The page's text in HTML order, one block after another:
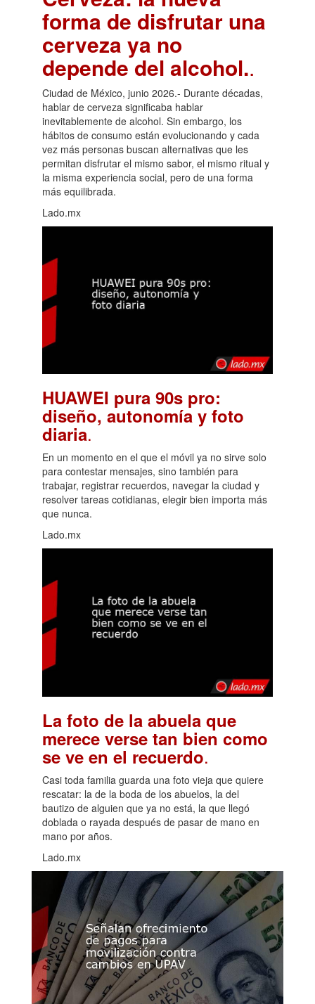
forma de disfrutar una
cerveza ya no
depende del alcohol..
Ciudad de México, junio 2026.- Durante décadas,
hablar de cerveza significaba hablar
inevitablemente de alcohol. Sin embargo, los
hábitos de consumo están evolucionando y cada
vez más personas buscan alternativas que les
permitan disfrutar el mismo sabor, el mismo ritual y
la misma experiencia social, pero de una forma
más equilibrada.
Lado.mx
HUAWEI pura 90s pro:
diseño, autonomía y foto
diaria.
En un momento en el que el móvil ya no sirve solo
para contestar mensajes, sino también para
trabajar, registrar recuerdos, navegar la ciudad y
resolver tareas cotidianas, elegir bien importa más
que nunca.
Lado.mx
La foto de la abuela que
merece verse tan bien como
se ve en el recuerdo.
Casi toda familia guarda una foto vieja que quiere
rescatar: la de la boda de los abuelos, la del
bautizo de alguien que ya no está, la que llegó
doblada o rayada después de pasar de mano en
mano por años.
Lado.mx